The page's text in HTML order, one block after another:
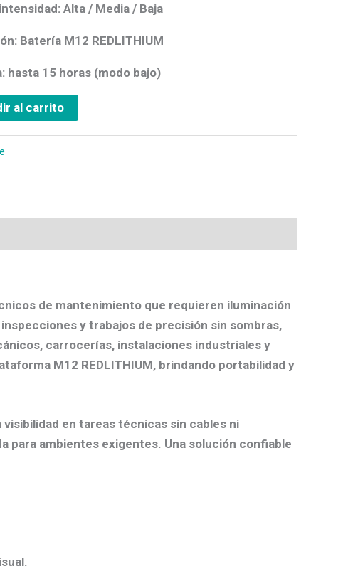
Alta / Media / Baja
Batería M12 REDLITHIUM
hasta 15 horas (modo bajo)
al carrito
de mantenimiento que requieren iluminación
y trabajos de precisión sin sombras,
carrocerías, instalaciones industriales y
M12 REDLITHIUM, brindando portabilidad y
en tareas técnicas sin cables ni
para ambientes exigentes. Una solución confiable